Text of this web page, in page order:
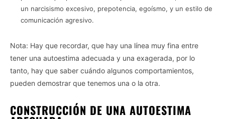
un narcisismo excesivo, prepotencia, egoísmo, y un estilo de
comunicación agresivo.
Nota: Hay que recordar, que hay una línea muy fina entre
tener una autoestima adecuada y una exagerada, por lo
tanto, hay que saber cuándo algunos comportamientos,
pueden demostrar que tenemos una o la otra.
CONSTRUCCIÓN DE UNA AUTOESTIMA